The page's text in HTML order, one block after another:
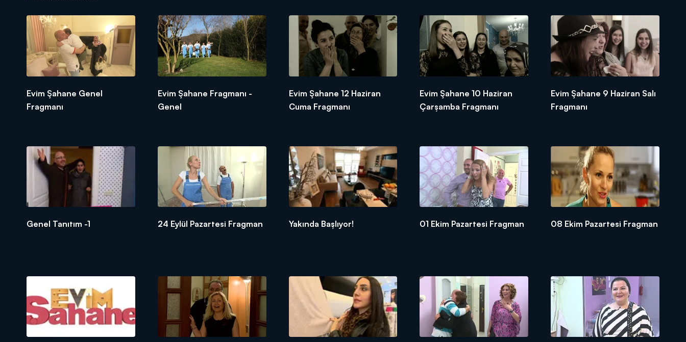
Evim Şahane Genel
Fragmanı
Evim Şahane Fragmanı -
Genel
Evim Şahane 12 Haziran
Cuma Fragmanı
Evim Şahane 10 Haziran
Çarşamba Fragmanı
Evim Şahane 9 Haziran Salı
Fragmanı
Genel Tanıtım -1 24 Eylül Pazartesi Fragman Yakında Başlıyor! 01 Ekim Pazartesi Fragman 08 Ekim Pazartesi Fragman